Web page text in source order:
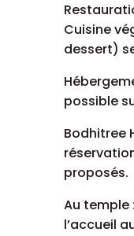
Cuisine
dessert)
possible
Bodhitree
proposés.
Au
l’accueil